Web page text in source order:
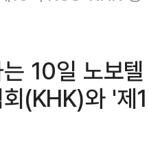
10일 노보
회(KHK)와 '